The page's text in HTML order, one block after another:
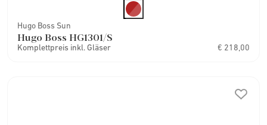
Hugo Boss Sun
Hugo Boss HG1301/S
Komplettpreis inkl. Gläser € 218,00